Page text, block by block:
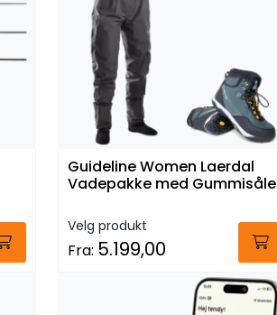
Guideline Women Laerdal
Vadepakke med Gummisåle
Velg produkt
Fra: 5.199,00